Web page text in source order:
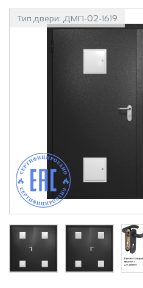
Тип двери: ДМП-02-1619